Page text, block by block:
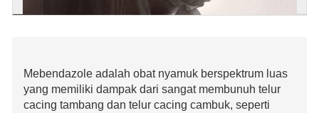
Mebendazole adalah obat nyamuk berspektrum luas
yang memiliki dampak dari sangat membunuh telur
cacing tambang dan telur cacing cambuk, seperti